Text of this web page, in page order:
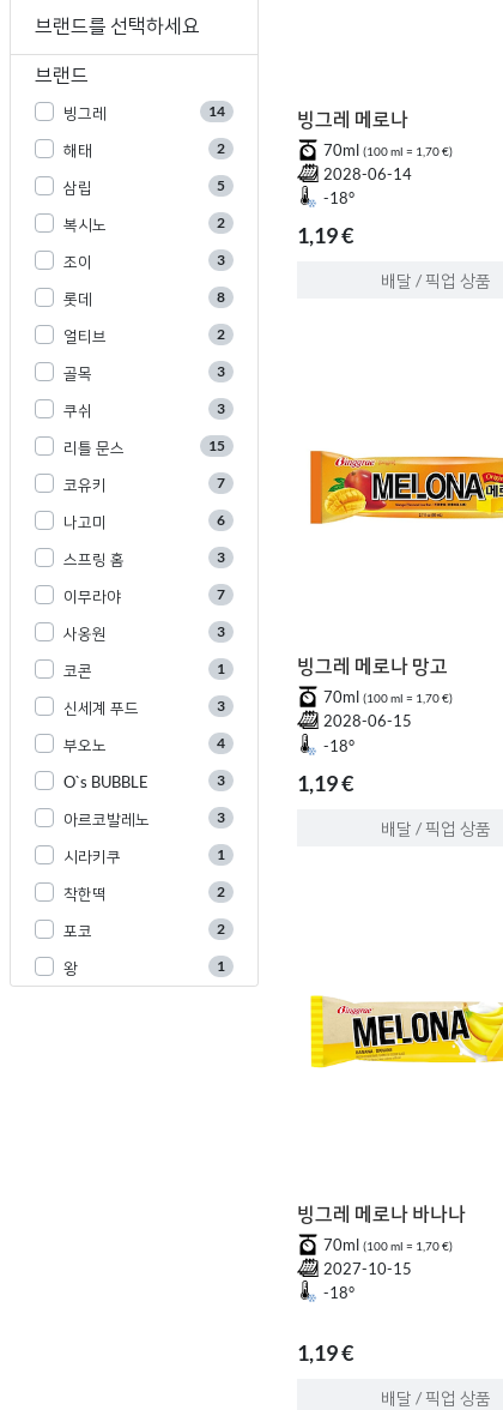
브랜드를 선택하세요
브랜드
빙그레 14
해태 2
삼립 5
복시노 2
조이 3
롯데 8
얼티브 2
골목 3
쿠쉬 3
리틀 문스 15
코유키 7
나고미 6
스프링 홈 3
이무라야 7
사옹원 3
코콘 1
신세계 푸드 3
부오노 4
O`s BUBBLE 3
아르코발레노 3
시라키쿠 1
착한떡 2
포코 2
왕 1
빙그레 메로나
70ml (100 ml = 1,70 €)
2028-06-14
-18°
1,19 €
배달 / 픽업 상품
빙그레 메로나 망고
70ml (100 ml = 1,70 €)
2028-06-15
-18°
1,19 €
배달 / 픽업 상품
빙그레 메로나 바나나
70ml (100 ml = 1,70 €)
2027-10-15
-18°
1,19 €
배달 / 픽업 상품